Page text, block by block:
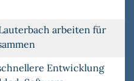
arbeiten für
Entwicklung